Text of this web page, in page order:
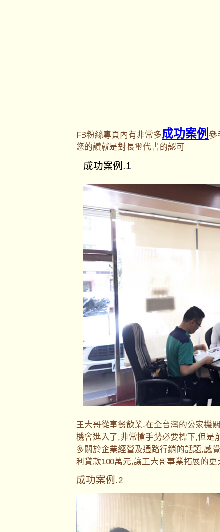
FB粉絲專頁內有非常多成功案例 參
您的讚就是對長璽代書的認可
成功案例.1
王大哥從事餐飲業,在全台灣的公家機
機會進入了,非常搶手勢必要標下,但是
多關於企業經營及通路行銷的話題,感
利貸款100萬元,讓王大哥事業拓展的
成功案例.2